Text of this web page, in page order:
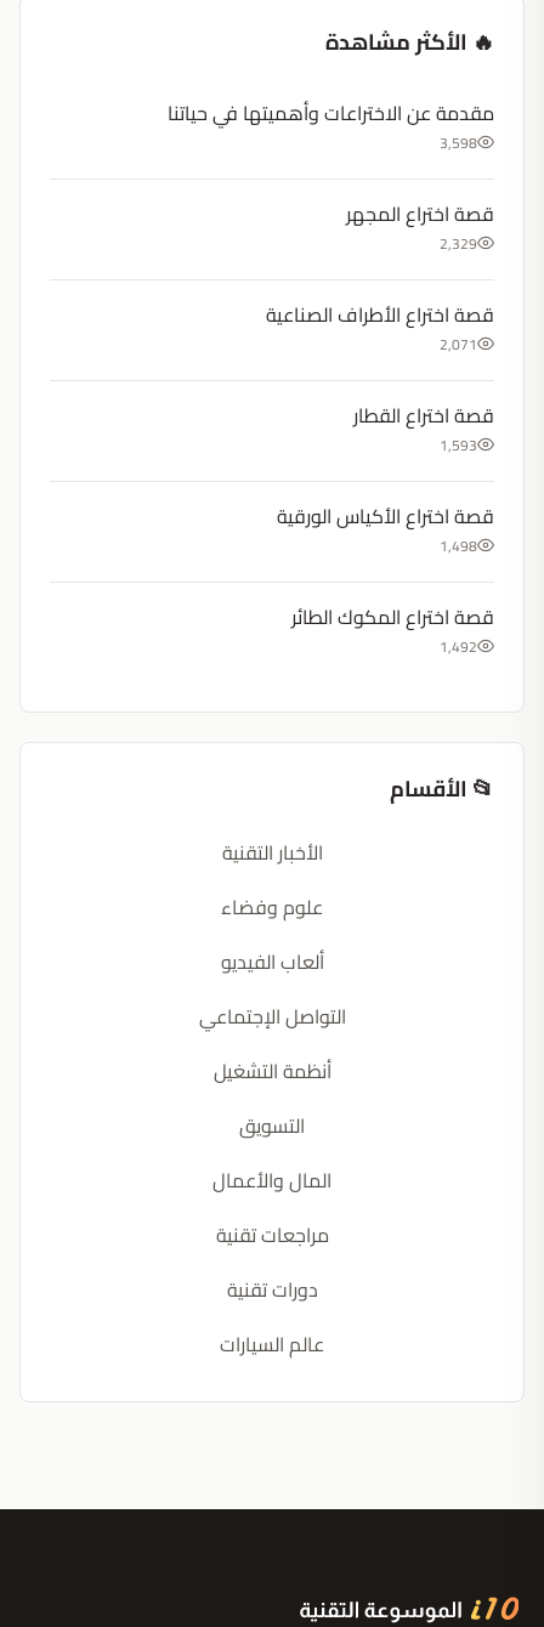
🔥 الأكثر مشاهدة
مقدمة عن الاختراعات وأهميتها في حياتنا
3,598
قصة اختراع المجهر
2,329
قصة اختراع الأطراف الصناعية
2,071
قصة اختراع القطار
1,593
قصة اختراع الأكياس الورقية
1,498
قصة اختراع المكوك الطائر
1,492
📂 الأقسام
الأخبار التقنية
علوم وفضاء
ألعاب الفيديو
التواصل الإجتماعي
أنظمة التشغيل
التسويق
المال والأعمال
مراجعات تقنية
دورات تقنية
عالم السيارات